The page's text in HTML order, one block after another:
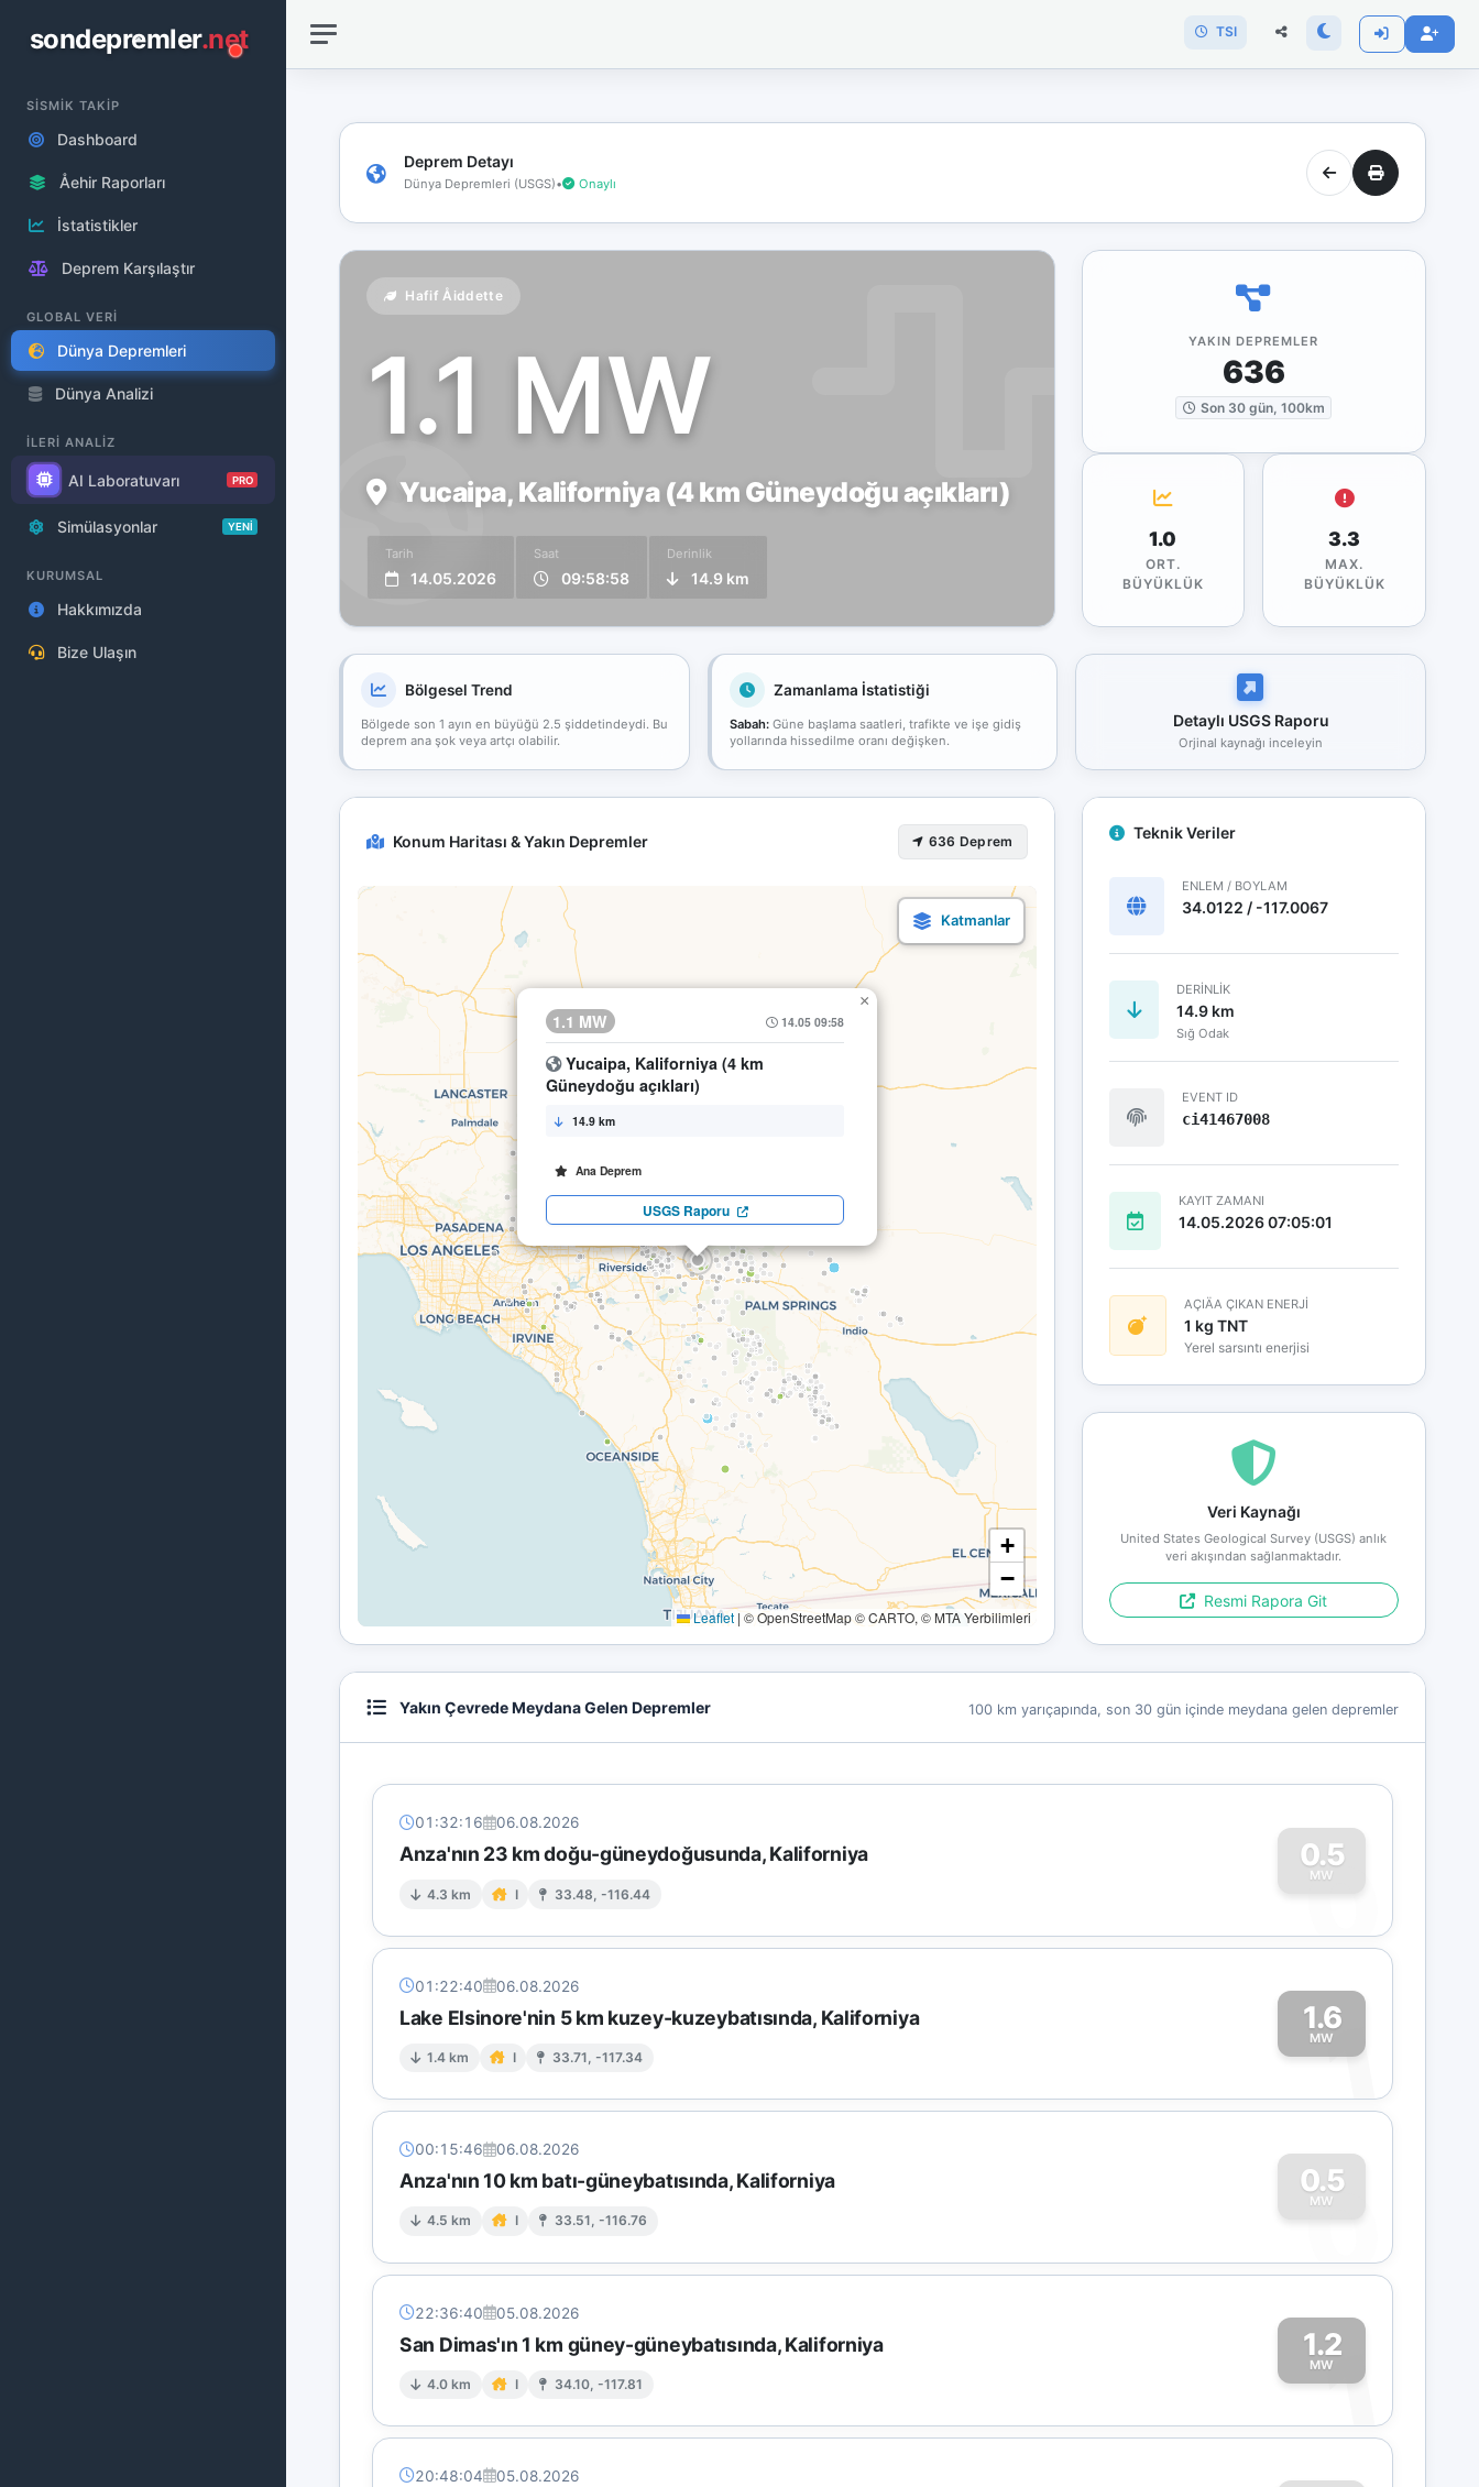
sondepremler.net
SİSMİK TAKİP
Dashboard
Åehir Raporları
İstatistikler
Deprem Karşılaştır
GLOBAL VERİ
Dünya Depremleri
Dünya Analizi
İLERİ ANALİZ
AI Laboratuvarı PRO
Simülasyonlar YENİ
KURUMSAL
Hakkımızda
Bize Ulaşın
TSI
Deprem Detayı
Dünya Depremleri (USGS)• Onaylı
Hafif Åiddette
1.1 MW
Yucaipa, Kaliforniya (4 km Güneydoğu açıkları)
Tarih
14.05.2026
Saat
09:58:58
Derinlik
14.9 km
YAKIN DEPREMLER
636
Son 30 gün, 100km
1.0
ORT.
BÜYÜKLÜK
3.3
MAX.
BÜYÜKLÜK
Bölgesel Trend
Bölgede son 1 ayın en büyüğü 2.5 şiddetindeydi. Bu
deprem ana şok veya artçı olabilir.
Zamanlama İstatistiği
Sabah:Güne başlama saatleri, trafikte ve işe gidiş
yollarında hissedilme oranı değişken.
Detaylı USGS Raporu
Orjinal kaynağı inceleyin
Konum Haritası & Yakın Depremler 636 Deprem
1.1 MW 14.05 09:58
Yucaipa, Kaliforniya (4 km
Güneydoğu açıkları)
14.9 km
Ana Deprem
USGS Raporu
×
+
−
Leaflet | © OpenStreetMap © CARTO, © MTA Yerbilimleri
Teknik Veriler
ENLEM / BOYLAM
34.0122 / -117.0067
DERINLIK
14.9 km
Sığ Odak
EVENT ID
ci41467008
KAYIT ZAMANI
14.05.2026 07:05:01
AÇIÄA ÇIKAN ENERJİ
1 kg TNT
Yerel sarsıntı enerjisi
Veri Kaynağı
United States Geological Survey (USGS) anlık
veri akışından sağlanmaktadır.
Resmi Rapora Git
Yakın Çevrede Meydana Gelen Depremler 100 km yarıçapında, son 30 gün içinde meydana gelen depremler
01:32:16 06.08.2026
Anza'nın 23 km doğu-güneydoğusunda, Kaliforniya
4.3 km I 33.48, -116.44
0.5
MW
0
01:22:40 06.08.2026
Lake Elsinore'nin 5 km kuzey-kuzeybatısında, Kaliforniya
1.4 km I 33.71, -117.34
1.6
MW
1
00:15:46 06.08.2026
Anza'nın 10 km batı-güneybatısında, Kaliforniya
4.5 km I 33.51, -116.76
0.5
MW
0
22:36:40 05.08.2026
San Dimas'ın 1 km güney-güneybatısında, Kaliforniya
4.0 km I 34.10, -117.81
1.2
MW
1
20:48:04 05.08.2026
bağlantınız